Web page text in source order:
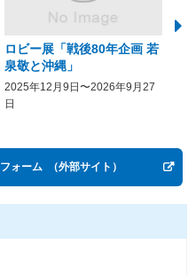
ロビー展「戦後80年企画 若
泉敬と沖縄」
2025年12月9日〜2026年9月27
日
ォーム （外部サイト）